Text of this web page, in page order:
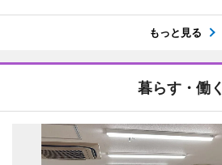
もっと見る
暮らす・働く